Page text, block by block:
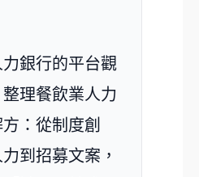
力銀行的平台觀
理餐飲業人力
：從制度創
到招募文案，